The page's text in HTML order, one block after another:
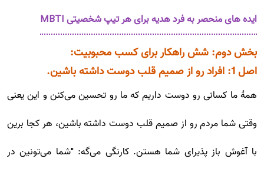
ایده های منحصر به فرد هدیه برای هر تیپ شخصیتی MBTI
بخش دوم: شش راهکار برای کسب محبوبیت:
اصل 1: افراد رو از صمیم قلب دوست داشته باشین.
همۀ ما کسانی رو دوست داریم که ما رو تحسین می‌کنن و این یعنی
وقتی شما مردم رو از صمیم قلب دوست داشته باشین، هر کجا برین
با آغوش باز پذیرای شما هستن. کارنگی می‌گه: "شما می‌تونین در